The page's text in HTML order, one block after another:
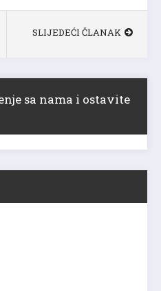
SLIJEDEĆI ČLANAK
sa nama i ostavite